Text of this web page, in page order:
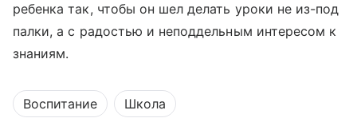
ребенка так, чтобы он шел делать уроки не из-под
палки, а с радостью и неподдельным интересом к
знаниям.
Воспитание Школа